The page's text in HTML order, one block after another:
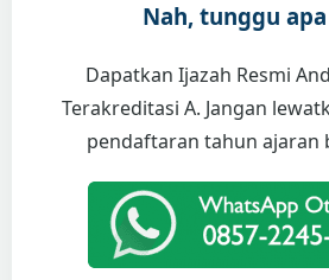
Nah, tunggu
Dapatkan Ijazah Resmi
Terakreditasi A. Jangan
pendaftaran tahun ajaran